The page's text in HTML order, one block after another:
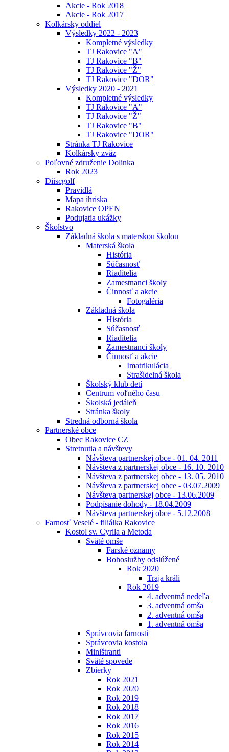
Akcie - Rok 2018
Akcie - Rok 2017
Kolkársky oddiel
Výsledky 2022 - 2023
Kompletné výsledky
TJ Rakovice "A"
TJ Rakovice "B"
TJ Rakovice "Ž"
TJ Rakovice "DOR"
Výsledky 2020 - 2021
Kompletné výsledky
TJ Rakovice "A"
TJ Rakovice "Ž"
TJ Rakovice "B"
TJ Rakovice "DOR"
Stránka TJ Rakovice
Kolkársky zväz
Poľovné združenie Dolinka
Rok 2023
Diiscgolf
Pravidlá
Mapa ihriska
Rakovice OPEN
Podujatia ukážky
Školstvo
Základná škola s materskou školou
Materská škola
História
Súčasnosť
Riaditelia
Zamestnanci školy
Činnosť a akcie
Fotogaléria
Základná škola
História
Súčasnosť
Riaditelia
Zamestnanci školy
Činnosť a akcie
Imatrikulácia
Strašidelná škola
Školský klub detí
Centrum voľného času
Školská jedáleň
Stránka školy
Stredná odborná škola
Partnerské obce
Obec Rakovice CZ
Stretnutia a návštevy
Návšteva partnerskej obce - 01. 04. 2011
Návšteva z partnerskej obce - 16. 10. 2010
Návšteva z partnerskej obce - 13. 05. 2010
Návšteva z partnerskej obce - 03.07.2009
Návšteva partnerskej obce - 13.06.2009
Podpísanie dohody - 18.04.2009
Návšteva partnerskej obce - 5.12.2008
Farnosť Veselé - filiálka Rakovice
Kostol sv. Cyrila a Metoda
Sväté omše
Farské oznamy
Bohoslužby odslúžené
Rok 2020
Traja králi
Rok 2019
4. adventná nedeľa
3. adventná omša
2. adventná omša
1. adventná omša
Správcovia farnosti
Správcovia kostola
Miništranti
Sväté spovede
Zbierky
Rok 2021
Rok 2020
Rok 2019
Rok 2018
Rok 2017
Rok 2016
Rok 2015
Rok 2014